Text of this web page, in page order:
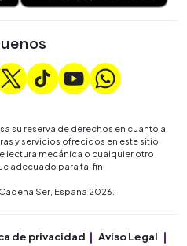
su reserva de derechos en cuanto a
y servicios ofrecidos en este sitio
lectura mecánica o cualquier otro
adecuado para tal fin.
Ser, España 2026.
de privacidad Aviso Legal